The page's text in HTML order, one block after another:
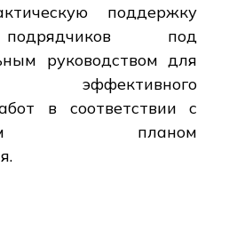
поддержку
под
руководством для
эффективного
в соответствии с
планом